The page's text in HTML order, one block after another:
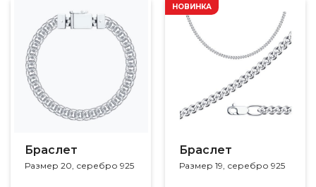
Браслет
Размер 20, серебро 925
Браслет
Размер 19, серебро 925
НОВИНКА